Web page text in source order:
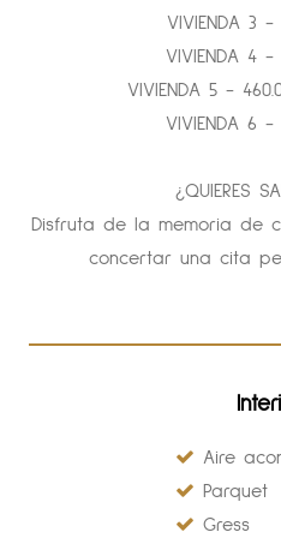
VIVIENDA 3 -
VIVIENDA 4 -
VIVIENDA 5 -
VIVIENDA 6 -
¿QUIERES
Disfruta de la memoria de
concertar una cita
Aire
Parquet
Gress